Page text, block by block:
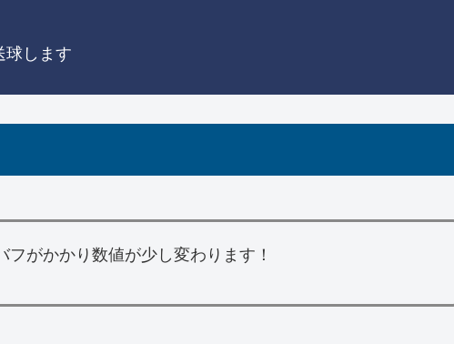
球します
がかかり数値が少し変わります！